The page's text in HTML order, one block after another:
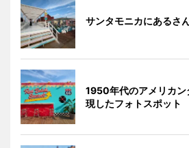
サンタモニカにあるさ
1950年代のアメリカ
現したフォトスポット